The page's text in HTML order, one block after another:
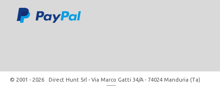
© 2001 - 2026 Direct Hunt Srl - Via Marco Gatti 34/A - 74024 Manduria (Ta)